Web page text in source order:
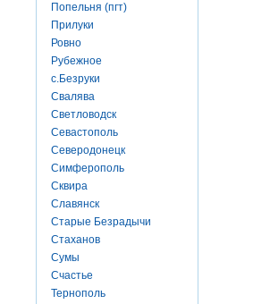
Попельня (пгт)
Прилуки
Ровно
Рубежное
с.Безруки
Свалява
Светловодск
Севастополь
Северодонецк
Симферополь
Сквира
Славянск
Старые Безрадычи
Стаханов
Сумы
Счастье
Тернополь